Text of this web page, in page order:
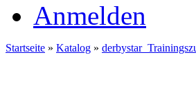
Anmelden
Startseite » Katalog »